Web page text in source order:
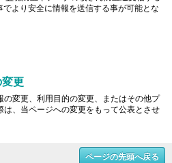
より安全に情報を送信する事が可能とな
更
変更、利用目的の変更、またはその他プ
、当ページへの変更をもって公表とさせ
ページの先頭へ戻る